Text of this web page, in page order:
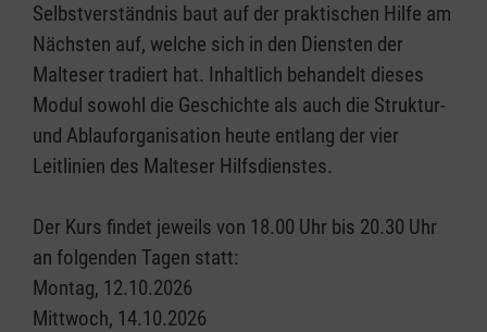
Selbstverständnis baut auf der praktischen Hilfe am
Nächsten auf, welche sich in den Diensten der
Malteser tradiert hat. Inhaltlich behandelt dieses
Modul sowohl die Geschichte als auch die Struktur-
und Ablauforganisation heute entlang der vier
Leitlinien des Malteser Hilfsdienstes.
Der Kurs findet jeweils von 18.00 Uhr bis 20.30 Uhr
an folgenden Tagen statt:
Montag, 12.10.2026
Mittwoch, 14.10.2026